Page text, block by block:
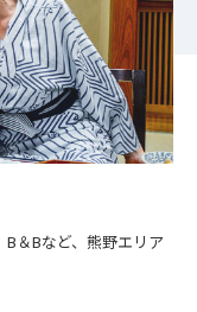
＆Bなど、熊野エリア